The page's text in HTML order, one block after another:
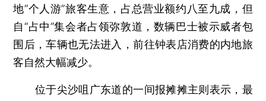
地“个人游”旅客生意，占总营业额约八至九成，但
自“占中”集会者占领弥敦道，数辆巴士被示威者包
围后，车辆也无法进入，前往钟表店消费的内地旅
客自然大幅减少。
位于尖沙咀广东道的一间报摊摊主则表示，最